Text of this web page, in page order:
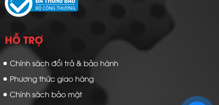
HỖ TRỢ
Chính sách đổi trả & bảo hành
Phương thức giao hàng
Chính sách bảo mật